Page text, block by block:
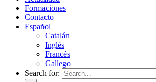
Formaciones
Contacto
Español
Catalán
Inglés
Francés
Gallego
Search for: